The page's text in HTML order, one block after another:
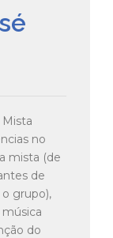
no
mista (de
de
grupo),
do